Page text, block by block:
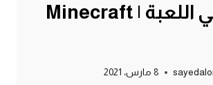
سيف في اللعبة | Minecraft
8 مارس، 2021